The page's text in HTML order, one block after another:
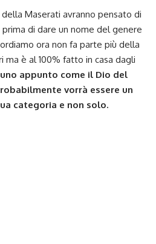
Maserati avranno pensato di
di dare un nome del genere
ora non fa parte più della
ma è al 100% fatto in casa dagli
appunto come il Dio del
vorrà essere un
categoria e non solo.